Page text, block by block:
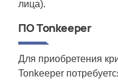
лица).
ПО Tonkeeper
Для приобретения
Tonkeeper